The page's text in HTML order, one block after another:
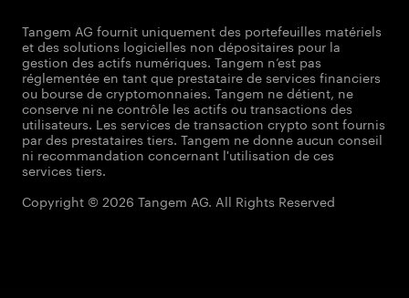
Tangem AG fournit uniquement des portefeuilles matériels
et des solutions logicielles non dépositaires pour la
gestion des actifs numériques. Tangem n’est pas
réglementée en tant que prestataire de services financiers
ou bourse de cryptomonnaies. Tangem ne détient, ne
conserve ni ne contrôle les actifs ou transactions des
utilisateurs. Les services de transaction crypto sont fournis
par des prestataires tiers. Tangem ne donne aucun conseil
ni recommandation concernant l'utilisation de ces
services tiers.